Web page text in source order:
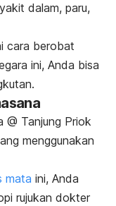
dalam, paru,
cara berobat
ini, Anda bisa
@ Tanjung Priok
menggunakan
mata ini, Anda
rujukan dokter